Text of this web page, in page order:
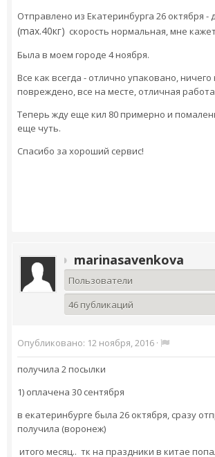
Отправлено из Екатеринбурга 26 октября -
(max.40кг) скорость нормальная, мне
Была в моем городе 4 ноября.
Все как всегда - отлично упаковано, ничего
повреждено, все на месте, отличная
Теперь жду еще кил 80 примерно и
еще чуть.
Спасибо за хороший сервис!
marinasavenkova
Пользователи
46 публикаций
Опубликовано: 12 ноября, 2016 ·
получила 2 посылки
1) оплачена 30 сентября
в екатеринбурге была 26 октября, сразу
получила (воронеж)
итого месяц.. тк на праздники в китае